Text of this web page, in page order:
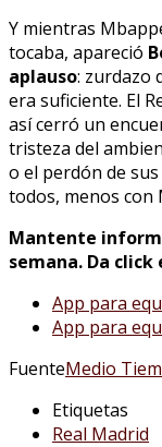
Y mientras
tocaba, apareció
aplauso: zurdazo
era suficiente. El
así cerró un
tristeza del
o el perdón de
todos, menos con
Mantente
semana. Da
App para
App para
FuenteMedio
Etiquetas
Real Madrid